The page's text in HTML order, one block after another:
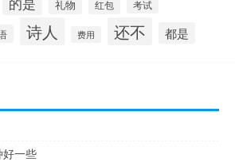
礼物 红包 考试
诗人 费用 还不 都是
一些